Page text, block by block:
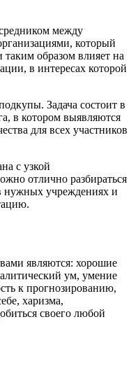
между
который
образом влияет на
в интересах которой
Задача состоит в
в котором выявляются
для всех участников
с узкой
отлично разбираться
нужных учреждениях и
являются: хорошие
ум, умение
к прогнозированию,
харизма,
своего любой